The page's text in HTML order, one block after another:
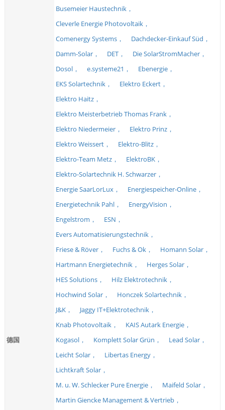
德国
Busemeier Haustechnik，
Cleverle Energie Photovoltaik，
Comenergy Systems，
Dachdecker-Einkauf Süd，
Damm-Solar，
DET，
Die SolarStromMacher，
Dosol，
e.systeme21，
Ebenergie，
EKS Solartechnik，
Elektro Eckert，
Elektro Haitz，
Elektro Meisterbetrieb Thomas Frank，
Elektro Niedermeier，
Elektro Prinz，
Elektro Weissert，
Elektro-Blitz，
Elektro-Team Metz，
ElektroBK，
Elektro-Solartechnik H. Schwarzer，
Energie SaarLorLux，
Energiespeicher-Online，
Energietechnik Pahl，
EnergyVision，
Engelstrom，
ESN，
Evers Automatisierungstechnik，
Friese & Röver，
Fuchs & Ok，
Homann Solar，
Hartmann Energietechnik，
Herges Solar，
HES Solutions，
Hilz Elektrotechnik，
Hochwind Solar，
Honczek Solartechnik，
J&K，
Jaggy IT+Elektrotechnik，
Knab Photovoltaik，
KAIS Autark Energie，
Kogasol，
Komplett Solar Grün，
Lead Solar，
Leicht Solar，
Libertas Energy，
Lichtkraft Solar，
M. u. W. Schlecker Pure Energie，
Maifeld Solar，
Martin Giencke Management & Vertrieb，